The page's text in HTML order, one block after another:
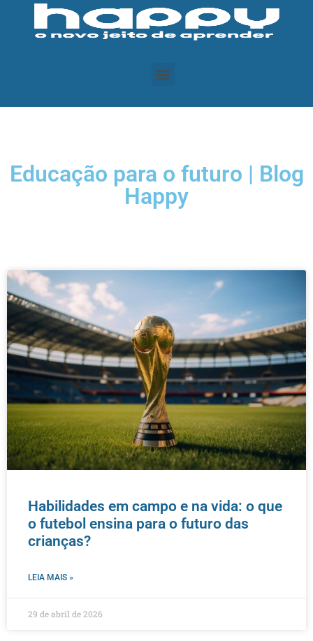
Educação para o futuro | Blog
Happy
Habilidades em campo e na vida: o que
o futebol ensina para o futuro das
crianças?
LEIA MAIS »
29 de abril de 2026